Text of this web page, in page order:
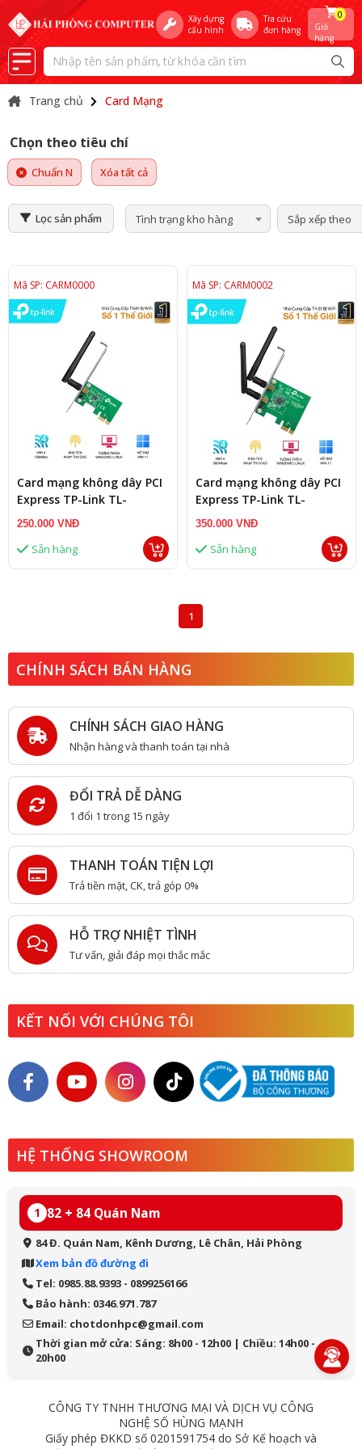
Xây dựng
cấu hình
Tra cứu
đơn hàng
Giỏ
hàng
0
Trang chủ Card Mạng
Chọn theo tiêu chí
Chuẩn N Xóa tất cả
Lọc sản phẩm Tình trạng kho hàng Sắp xếp theo
Mã SP: CARM0000
Card mạng không dây PCI
Express TP-Link TL-
WN781ND Wireless
250.000 VNĐ
Sẵn hàng
Mã SP: CARM0002
Card mạng không dây PCI
Express TP-Link TL-
WN881ND Wireless
350.000 VNĐ
Sẵn hàng
1
CHÍNH SÁCH BÁN HÀNG
CHÍNH SÁCH GIAO HÀNG
Nhận hàng và thanh toán tại nhà
ĐỔI TRẢ DỄ DÀNG
1 đổi 1 trong 15 ngày
THANH TOÁN TIỆN LỢI
Trả tiền mặt, CK, trả góp 0%
HỖ TRỢ NHIỆT TÌNH
Tư vấn, giải đáp mọi thắc mắc
KẾT NỐI VỚI CHÚNG TÔI
HỆ THỐNG SHOWROOM
1 82 + 84 Quán Nam
84 Đ. Quán Nam, Kênh Dương, Lê Chân, Hải Phòng
Xem bản đồ đường đi
Tel: 0985.88.9393 - 0899256166
Bảo hành: 0346.971.787
Email: chotdonhpc@gmail.com
Thời gian mở cửa: Sáng: 8h00 - 12h00 | Chiều: 14h00 -
20h00
CÔNG TY TNHH THƯƠNG MẠI VÀ DỊCH VỤ CÔNG
NGHỆ SỐ HÙNG MẠNH
Giấy phép ĐKKD số 0201591754 do Sở Kế hoạch và